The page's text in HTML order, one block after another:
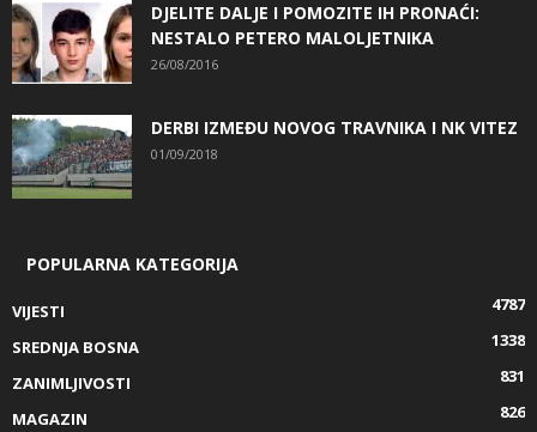
DJELITE DALJE I POMOZITE IH PRONAĆI:
NESTALO PETERO MALOLJETNIKA
26/08/2016
DERBI IZMEĐU NOVOG TRAVNIKA I NK VITEZ
01/09/2018
POPULARNA KATEGORIJA
VIJESTI
4787
SREDNJA BOSNA
1338
ZANIMLJIVOSTI
831
MAGAZIN
826